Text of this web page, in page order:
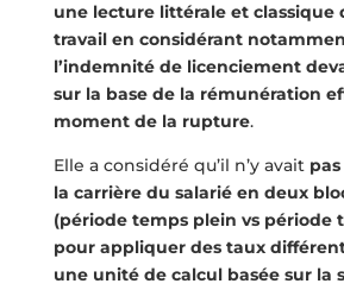
une lecture littérale et classique
travail en considérant
l’indemnité de licenciement
sur la base de la rémunération
moment de la rupture.
Elle a considéré qu’il n’y avait
la carrière du salarié en deux
(période temps plein vs période
pour appliquer des taux
une unité de calcul basée sur la